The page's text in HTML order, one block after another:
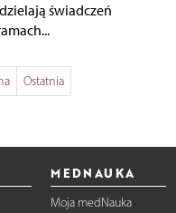
świadczeń
Ostatnia
MEDNAUKA
Moja medNauka